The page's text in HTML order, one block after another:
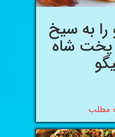
به سیخ
پخت شاه
مطلب